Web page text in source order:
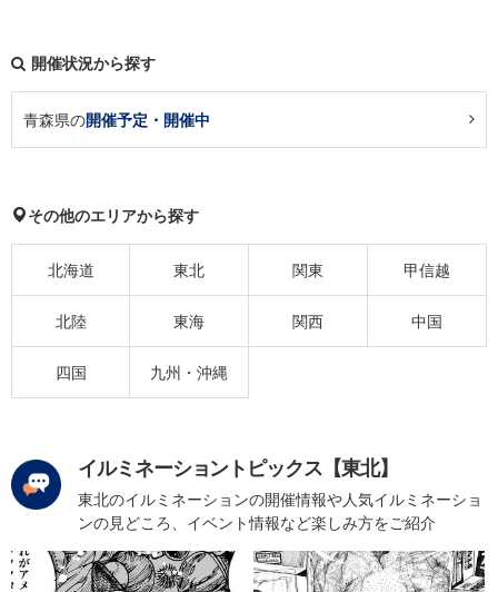
開催状況から探す
青森県の開催予定・開催中
その他のエリアから探す
北海道 東北 関東 甲信越
北陸 東海 関西 中国
四国 九州・沖縄
イルミネーショントピックス【東北】
東北のイルミネーションの開催情報や人気イルミネーショ
ンの見どころ、イベント情報など楽しみ方をご紹介